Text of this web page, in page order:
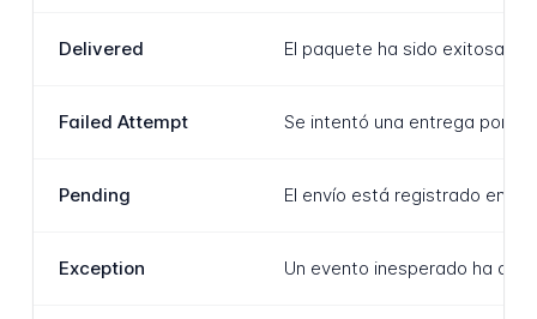
Delivered El paquete ha sido
Failed Attempt Se intentó una entrega por
Pending El envío está registrado en
Exception Un evento inesperado ha